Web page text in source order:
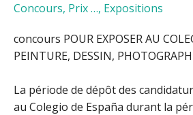
Concours, Prix …, Expositions
concours POUR EXPOSER AU
PEINTURE, DESSIN,
La période de dépôt des
au Colegio de España durant la